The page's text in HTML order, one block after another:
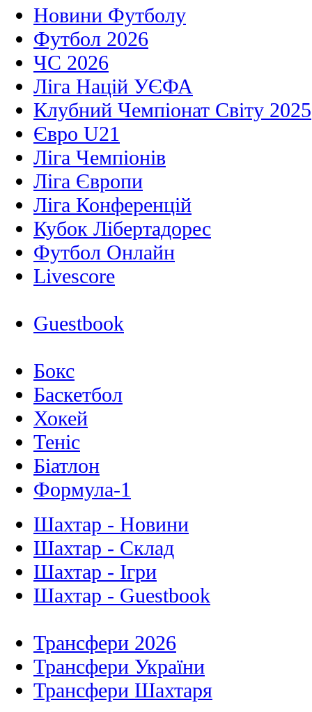
Новини Футболу
Футбол 2026
ЧС 2026
Ліга Націй УЄФА
Клубний Чемпіонат Світу 2025
Євро U21
Ліга Чемпіонів
Ліга Європи
Ліга Конференцій
Кубок Лібертадорес
Футбол Онлайн
Livescore
Guestbook
Бокс
Баскетбол
Хокей
Теніс
Біатлон
Формула-1
Шахтар - Новини
Шахтар - Склад
Шахтар - Ігри
Шахтар - Guestbook
Трансфери 2026
Трансфери України
Трансфери Шахтаря